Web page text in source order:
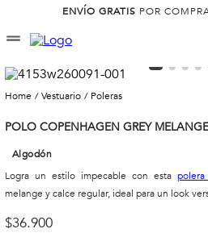
ENVÍO GRATIS POR
vestuario poleras
POLO COPENHAGEN GREY
Algodón
Logra un estilo impecable con esta
melange y calce regular, ideal para un look
$36.900